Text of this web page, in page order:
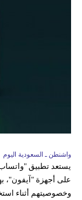
واشنطن ـ السعودية اليوم
يستعد تطبيق
على أجهزة "آيفون"،
وخصوصيتهم أثناء